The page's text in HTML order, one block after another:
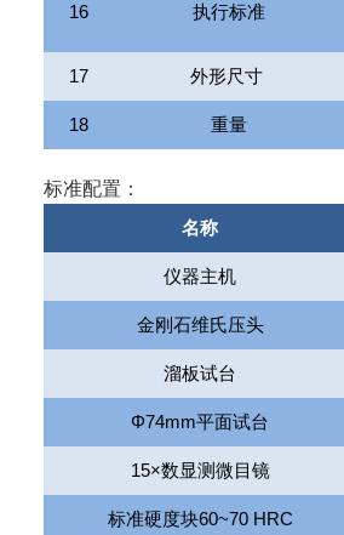
16 执行标准
17
外形尺寸
18 重量
标准配置：
名称
仪器主机
金刚石维氏压头
溜板试台
Φ74mm平面试台
15×数显测微目镜
标准硬度块60~70 HRC